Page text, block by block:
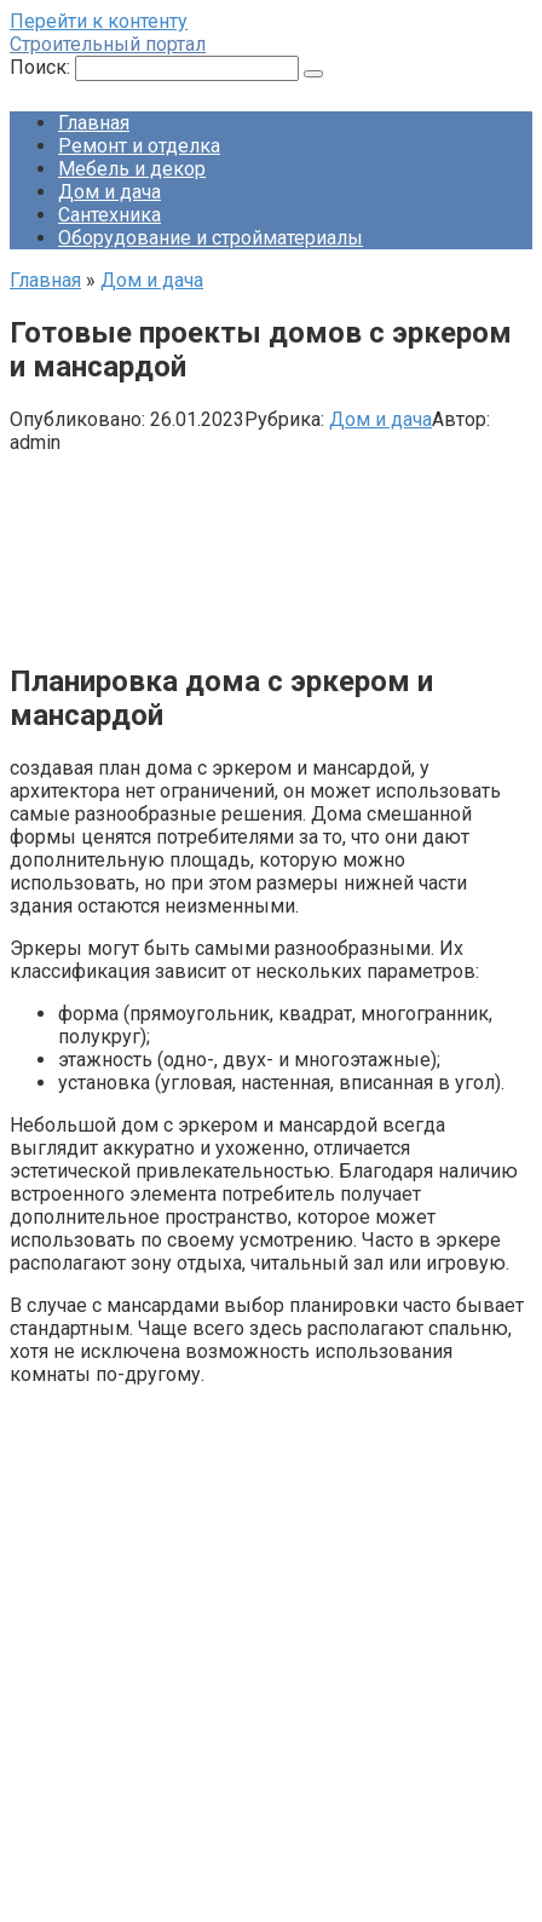
Перейти к контенту
Строительный портал
Поиск:
Главная
Ремонт и отделка
Мебель и декор
Дом и дача
Сантехника
Оборудование и стройматериалы
Главная » Дом и дача
Готовые проекты домов с эркером
и мансардой
Опубликовано: 26.01.2023Рубрика: Дом и дачаАвтор:
admin
Планировка дома с эркером и
мансардой
создавая план дома с эркером и мансардой, у
архитектора нет ограничений, он может использовать
самые разнообразные решения. Дома смешанной
формы ценятся потребителями за то, что они дают
дополнительную площадь, которую можно
использовать, но при этом размеры нижней части
здания остаются неизменными.
Эркеры могут быть самыми разнообразными. Их
классификация зависит от нескольких параметров:
форма (прямоугольник, квадрат, многогранник,
полукруг);
этажность (одно-, двух- и многоэтажные);
установка (угловая, настенная, вписанная в угол).
Небольшой дом с эркером и мансардой всегда
выглядит аккуратно и ухоженно, отличается
эстетической привлекательностью. Благодаря наличию
встроенного элемента потребитель получает
дополнительное пространство, которое может
использовать по своему усмотрению. Часто в эркере
располагают зону отдыха, читальный зал или игровую.
В случае с мансардами выбор планировки часто бывает
стандартным. Чаще всего здесь располагают спальню,
хотя не исключена возможность использования
комнаты по-другому.